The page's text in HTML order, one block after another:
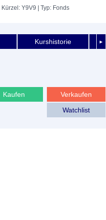
| Kürzel: Y9V9 | Typ: Fonds
►
Kurshistorie
Verkaufen
Kaufen
Watchlist